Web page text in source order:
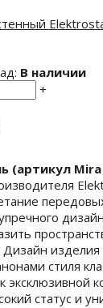
В наличии
+
(артикул
стиля
эксклюзивной
статус и